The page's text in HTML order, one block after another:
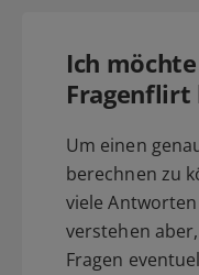
Ich
Fragenflirt
Um einen
berechnen zu
viele
verstehen
Fragen